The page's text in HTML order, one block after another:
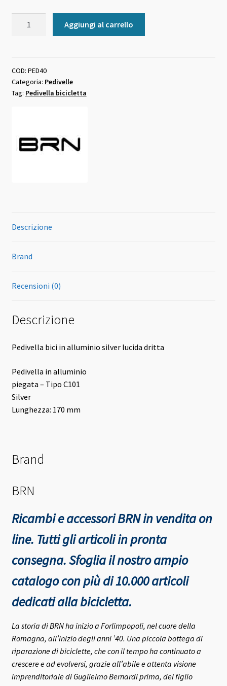
silver
piegata
quantità
Aggiungi al carrello
COD: PED40
Categoria: Pedivelle
Tag: Pedivella bicicletta
Descrizione
Brand
Recensioni (0)
Descrizione
Pedivella bici in alluminio silver lucida dritta
Pedivella in alluminio
piegata – Tipo C101
Silver
Lunghezza: 170 mm
Brand
BRN
Ricambi e accessori BRN in vendita on
line. Tutti gli articoli in pronta
consegna.Sfoglia il nostro ampio
catalogo con più di 10.000 articoli
dedicati alla bicicletta.
La storia di BRN ha inizio a Forlimpopoli, nel cuore della
Romagna, all’inizio degli anni ’40. Una piccola bottega di
riparazione di biciclette, che con il tempo ha continuato a
crescere e ad evolversi, grazie all’abile e attenta visione
imprenditoriale di Guglielmo Bernardi prima, del figlio